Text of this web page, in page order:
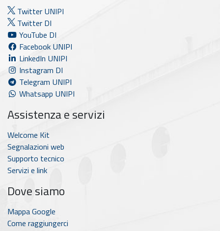
Twitter UNIPI
Twitter DI
YouTube DI
Facebook UNIPI
LinkedIn UNIPI
Instagram DI
Telegram UNIPI
Whatsapp UNIPI
Assistenza e servizi
Welcome Kit
Segnalazioni web
Supporto tecnico
Servizi e link
Dove siamo
Mappa Google
Come raggiungerci